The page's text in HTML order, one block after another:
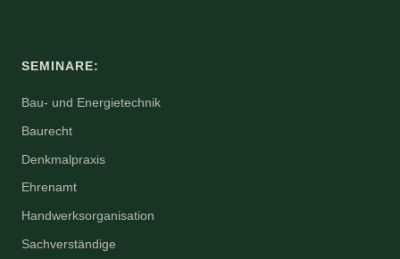
SEMINARE:
Bau- und Energietechnik
Baurecht
Denkmalpraxis
Ehrenamt
Handwerksorganisation
Sachverständige